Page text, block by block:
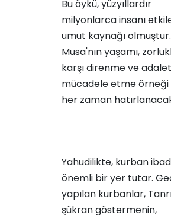
Bu öykü, yüzyıllardır
milyonlarca insanı
umut kaynağı olmuştur.
Musa'nın yaşamı,
karşı direnme ve
mücadele etme
her zaman
Yahudilikte, kurban
önemli bir yer tutar.
yapılan kurbanlar,
şükran göstermenin,